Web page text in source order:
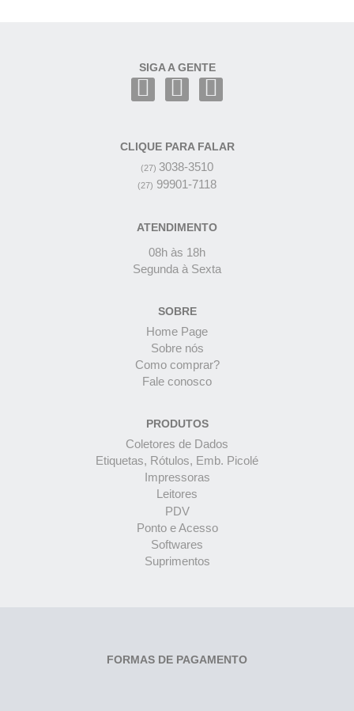
SIGA A GENTE
CLIQUE PARA FALAR
(27) 3038-3510
(27) 99901-7118
ATENDIMENTO
08h às 18h
Segunda à Sexta
SOBRE
Home Page
Sobre nós
Como comprar?
Fale conosco
PRODUTOS
Coletores de Dados
Etiquetas, Rótulos, Emb. Picolé
Impressoras
Leitores
PDV
Ponto e Acesso
Softwares
Suprimentos
FORMAS DE PAGAMENTO